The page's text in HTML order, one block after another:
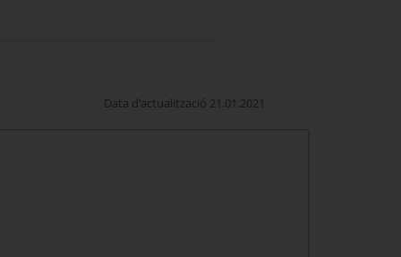
Data d'actualització 21.01.2021